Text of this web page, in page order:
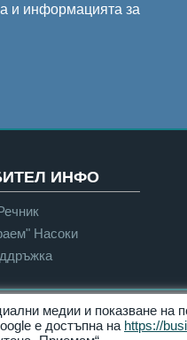
и информацията за
ИНФО
Насоки
Достъпност
медии и показване на
е достъпна на https://